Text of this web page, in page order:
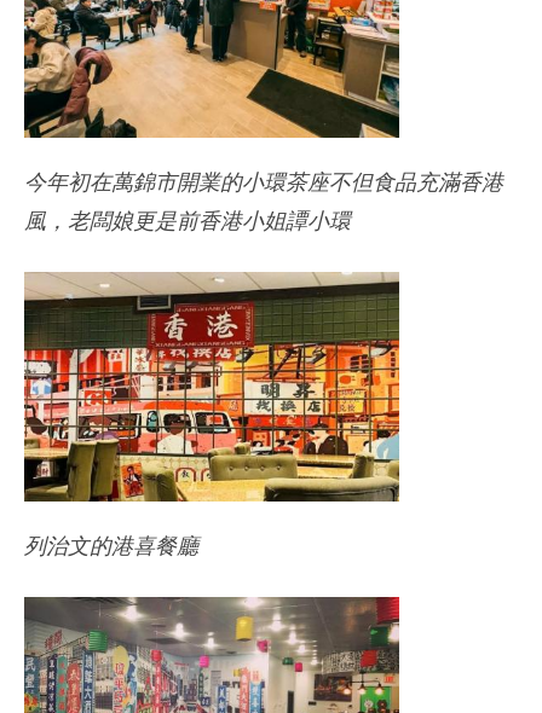
今年初在萬錦市開業的小環茶座不但食品充滿香港
風，老闆娘更是前香港小姐譚小環
列治文的港喜餐廳